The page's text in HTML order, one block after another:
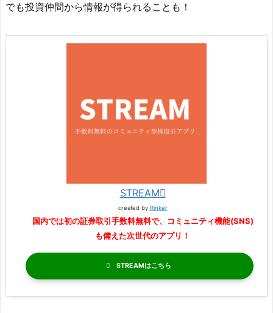
でも投資仲間から情報が得られることも！
STREAM
created by Rinker
国内では初の証券取引手数料無料で、コミュニティ機能(SNS)
も備えた次世代のアプリ！
STREAM